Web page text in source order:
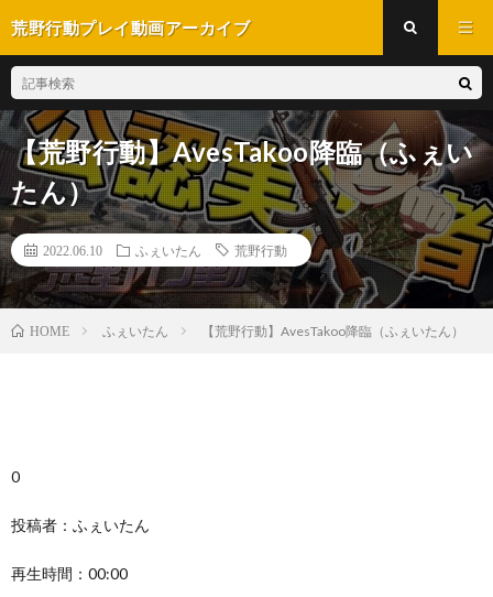
荒野行動プレイ動画アーカイブ
【荒野行動】AvesTakoo降臨（ふぇい
たん）
2022.06.10 ふぇいたん 荒野行動
HOME ふぇいたん 【荒野行動】AvesTakoo降臨（ふぇいたん）
0
投稿者：ふぇいたん
再生時間：00:00